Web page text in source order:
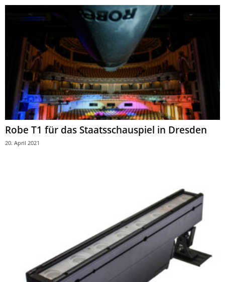
Robe T1 für das Staatsschauspiel in Dresden
20. April 2021